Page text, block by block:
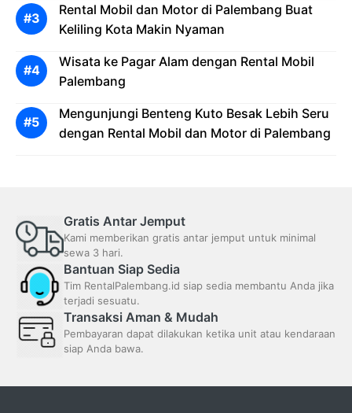
Rental Mobil dan Motor di Palembang Buat
Keliling Kota Makin Nyaman
Wisata ke Pagar Alam dengan Rental Mobil
Palembang
Mengunjungi Benteng Kuto Besak Lebih Seru
dengan Rental Mobil dan Motor di Palembang
Gratis Antar Jemput
Kami memberikan gratis antar jemput untuk minimal
sewa 3 hari.
Bantuan Siap Sedia
Tim RentalPalembang.id siap sedia membantu Anda jika
terjadi sesuatu.
Transaksi Aman & Mudah
Pembayaran dapat dilakukan ketika unit atau kendaraan
siap Anda bawa.